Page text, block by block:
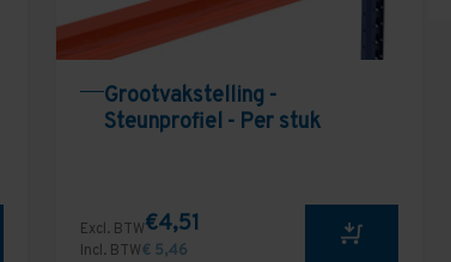
Grootvakstelling -
Steunprofiel - Per stuk
Excl. BTW€4,51
Incl. BTW€ 5,46